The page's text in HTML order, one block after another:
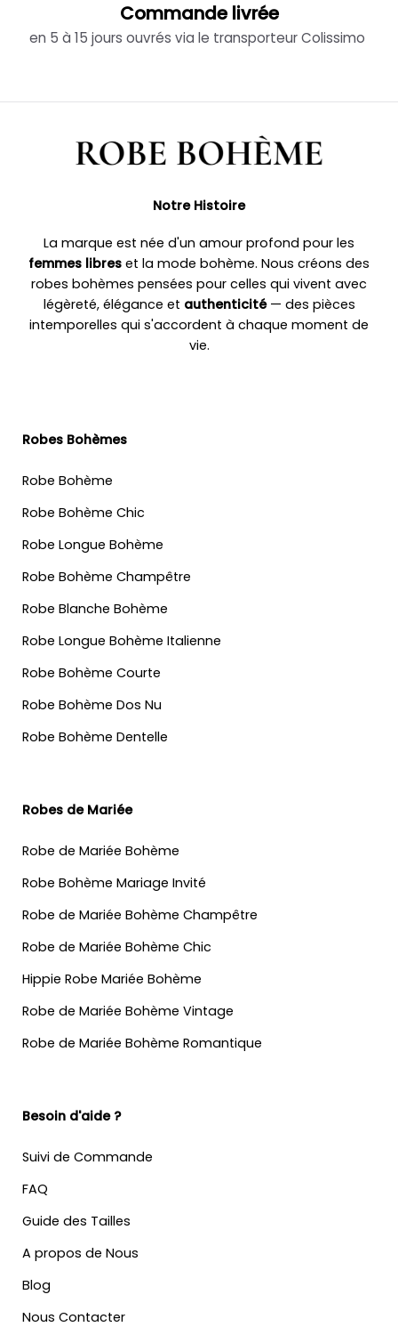
Commande livrée
en 5 à 15 jours ouvrés via le transporteur Colissimo
Notre Histoire
La marque est née d'un amour profond pour les
femmes libres et la mode bohème. Nous créons des
robes bohèmes pensées pour celles qui vivent avec
légèreté, élégance et authenticité— des pièces
intemporelles qui s'accordent à chaque moment de
vie.
Robes Bohèmes
Robe Bohème
Robe Bohème Chic
Robe Longue Bohème
Robe Bohème Champêtre
Robe Blanche Bohème
Robe Longue Bohème Italienne
Robe Bohème Courte
Robe Bohème Dos Nu
Robe Bohème Dentelle
Robes de Mariée
Robe de Mariée Bohème
Robe Bohème Mariage Invité
Robe de Mariée Bohème Champêtre
Robe de Mariée Bohème Chic
Hippie Robe Mariée Bohème
Robe de Mariée Bohème Vintage
Robe de Mariée Bohème Romantique
Besoin d'aide ?
Suivi de Commande
FAQ
Guide des Tailles
A propos de Nous
Blog
Nous Contacter